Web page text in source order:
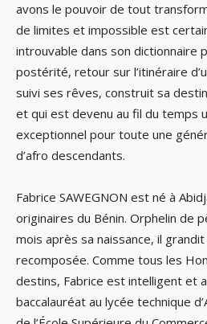
avons le pouvoir de tout
de limites et impossible est
introuvable dans son dictionnaire
postérité, retour sur l’itinéraire
suivi ses rêves, construit sa
et qui est devenu au fil du temps
exceptionnel pour toute une
d’afro descendants.
Fabrice SAWEGNON est né à
originaires du Bénin. Orphelin de
mois après sa naissance, il
recomposée. Comme tous les
destins, Fabrice est intelligent et
baccalauréat au lycée technique